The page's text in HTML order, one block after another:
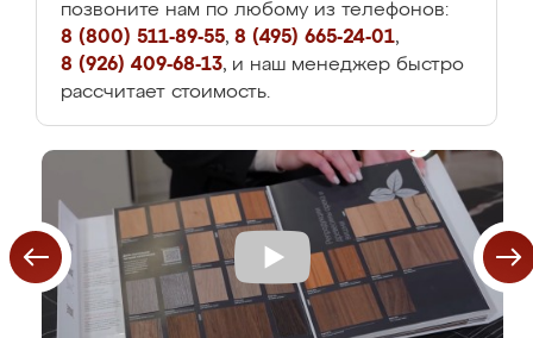
позвоните нам по любому из телефонов:
8 (800) 511-89-55, 8 (495) 665-24-01,
8 (926) 409-68-13, и наш менеджер быстро
рассчитает стоимость.